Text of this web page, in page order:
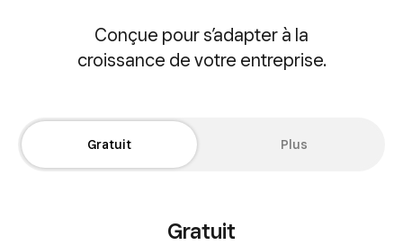
Conçue pour s’adapter à la
croissance de votre entreprise.
Gratuit Plus
Gratuit